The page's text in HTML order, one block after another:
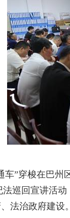
穿梭在巴州
法巡回宣讲活
法治政府建设